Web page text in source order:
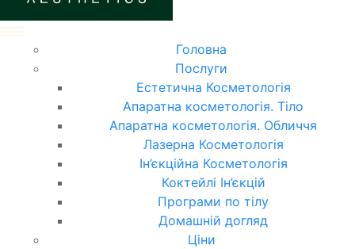
Головна
Послуги
Естетична Косметологія
Апаратна косметологія. Тіло
Апаратна косметологія. Обличчя
Лазерна Косметологія
Ін’єкційна Косметологія
Коктейлі Ін’єкцій
Програми по тілу
Домашній догляд
Ціни